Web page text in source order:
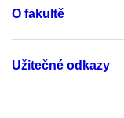
O fakultě
Užitečné odkazy